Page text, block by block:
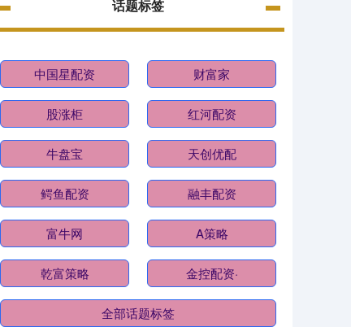
话题标签
中国星配资 财富家
股涨柜 红河配资
牛盘宝 天创优配
鳄鱼配资 融丰配资
富牛网 A策略
乾富策略 金控配资·
全部话题标签